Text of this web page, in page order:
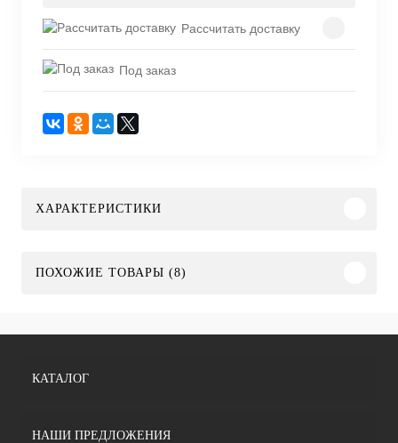
Рассчитать доставку
Под заказ
ХАРАКТЕРИСТИКИ
ПОХОЖИЕ ТОВАРЫ (8)
КАТАЛОГ
НАШИ ПРЕДЛОЖЕНИЯ